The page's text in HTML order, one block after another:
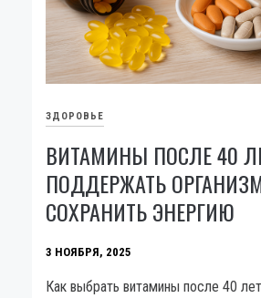
ЗДОРОВЬЕ
ВИТАМИНЫ ПОСЛЕ 40
ПОДДЕРЖАТЬ
СОХРАНИТЬ ЭНЕРГИЮ
3 НОЯБРЯ, 2025
Как выбрать витамины после 40